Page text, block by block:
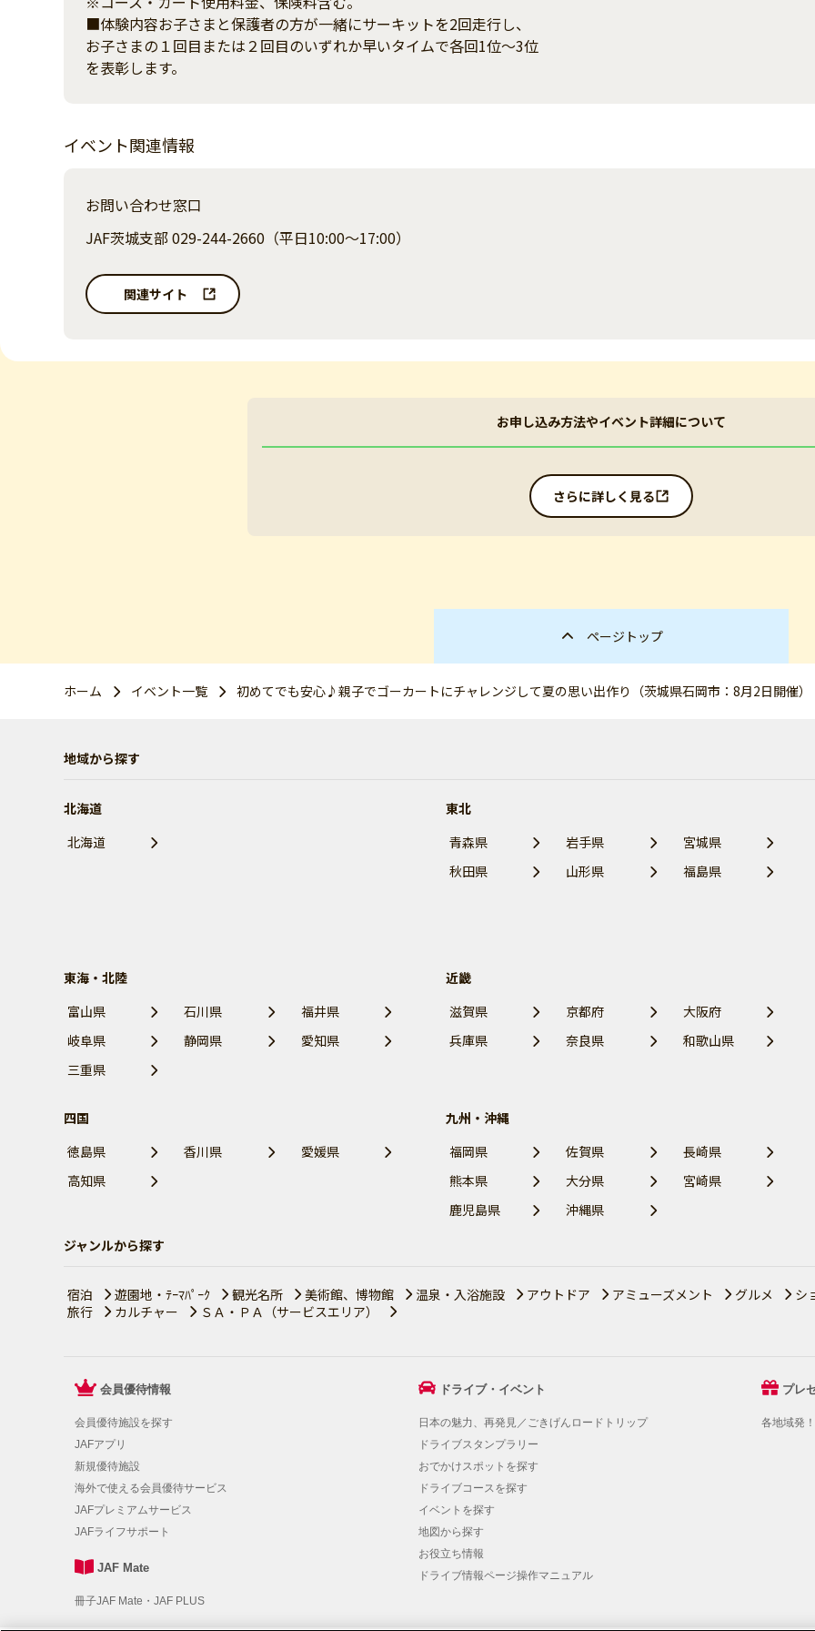
■体験内容お子さまと保護者の方が一緒にサーキットを2回走行し、
お子さまの１回目または２回目のいずれか早いタイムで各回1位～3位
を表彰します。
イベント関連情報
お問い合わせ窓口
JAF茨城支部 029-244-2660（平日10:00～17:00）
関連サイト
お申し込み方法やイベント詳細について
さらに詳しく見る
ページトップ
ホーム イベント一覧 初めてでも安心♪親子でゴーカートにチャレンジして夏の思い出作り（茨城県石岡市：8月2日開催）
地域から探す
北海道
北海道
東北
青森県
岩手県
宮城県
秋田県
山形県 福島県
東海・北陸
富山県
石川県
福井県
岐阜県
静岡県
愛知県
三重県
近畿
滋賀県
京都府
大阪府
兵庫県
奈良県 和歌山県
四国
徳島県
香川県
愛媛県
高知県
九州・沖縄
福岡県
佐賀県
長崎県
熊本県
大分県
宮崎県
鹿児島県
沖縄県
ジャンルから探す
宿泊 遊園地・ﾃｰﾏﾊﾟｰｸ 観光名所 美術館、博物館 温泉・入浴施設 アウトドア アミューズメント グルメ シ
旅行
カルチャー ＳＡ・ＰＡ（サービスエリア）
会員優待情報
会員優待施設を探す
JAFアプリ
新規優待施設
海外で使える会員優待サービス
JAFプレミアムサービス
JAFライフサポート
JAF Mate
冊子JAF Mate・JAF PLUS
ドライブ・イベント
日本の魅力、再発見／ごきげんロードトリップ
ドライブスタンプラリー
おでかけスポットを探す
ドライブコースを探す
イベントを探す
地図から探す
お役立ち情報
ドライブ情報ページ操作マニュアル
プレ
各地域発